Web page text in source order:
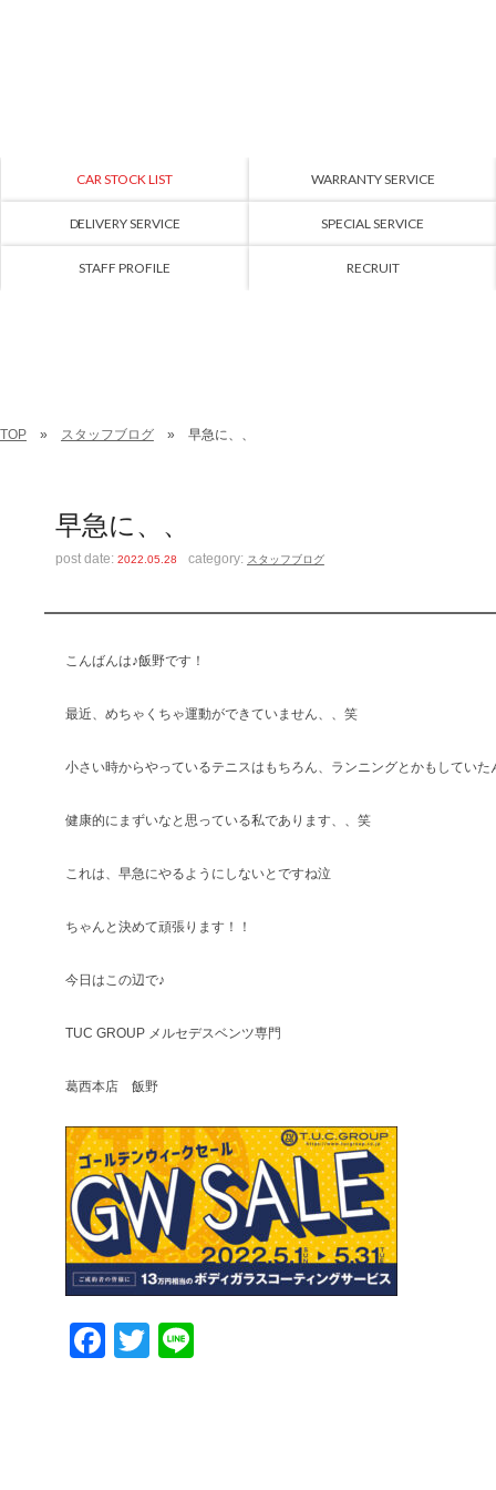
CAR STOCK LIST WARRANTY SERVICE
DELIVERY SERVICE SPECIAL SERVICE
STAFF PROFILE RECRUIT
TOP スタッフブログ 早急に、、
早急に、、
post date:2022.05.28 category: スタッフブログ
こんばんは♪飯野です！
最近、めちゃくちゃ運動ができていません、、笑
小さい時からやっているテニスはもちろん、ランニングとかもしてい
健康的にまずいなと思っている私であります、、笑
これは、早急にやるようにしないとですね泣
ちゃんと決めて頑張ります！！
今日はこの辺で♪
TUC GROUP メルセデスベンツ専門
葛西本店 飯野
Facebook
Twitter